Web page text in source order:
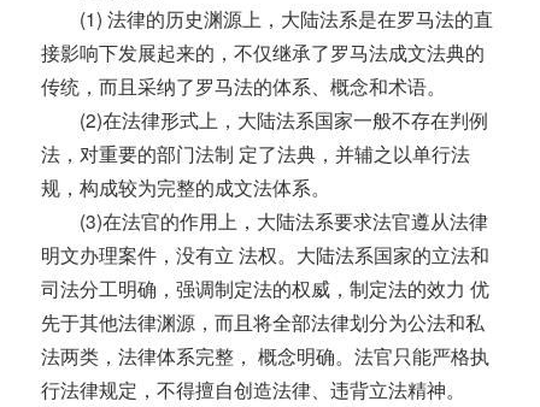
(1) 法律的历史渊源上，大陆法系是在罗马法的直
接影响下发展起来的，不仅继承了罗马法成文法典的
传统，而且采纳了罗马法的体系、概念和术语。
(2)在法律形式上，大陆法系国家一般不存在判例
法，对重要的部门法制 定了法典，并辅之以单行法
规，构成较为完整的成文法体系。
(3)在法官的作用上，大陆法系要求法官遵从法律
明文办理案件，没有立 法权。大陆法系国家的立法和
司法分工明确，强调制定法的权威，制定法的效力 优
先于其他法律渊源，而且将全部法律划分为公法和私
法两类，法律体系完整， 概念明确。法官只能严格执
行法律规定，不得擅自创造法律、违背立法精神。